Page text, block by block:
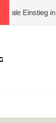
Unfallanalyse